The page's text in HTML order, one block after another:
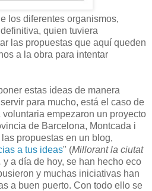
los diferentes organismos,
quien tuviera
las propuestas que aquí queden
a la obra para intentar
estas ideas de manera
para mucho, está el caso de
empezaron un proyecto
de Barcelona, Montcada i
propuestas en un blog,
a tus ideas" (Millorant la ciutat
, y a día de hoy, se han hecho eco
y muchas iniciativas han
a buen puerto. Con todo ello se